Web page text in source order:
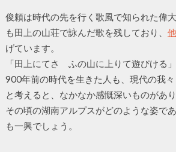
俊頼は時代の先を行く歌風で知られた偉
も田上の山荘で詠んだ歌を残しており、
げています。
「田上にてさゝふの山に上りて遊びける
900年前の時代を生きた人も、現代の我
と考えると、なかなか感慨深いものがあり
その頃の湖南アルプスがどのような姿で
も一興でしょう。